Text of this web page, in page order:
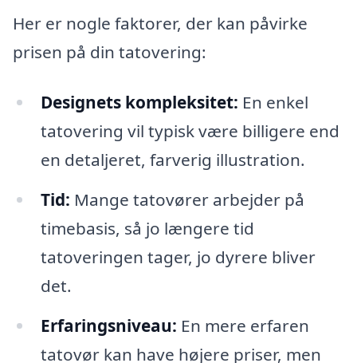
Her er nogle faktorer, der kan påvirke
prisen på din tatovering:
Designets kompleksitet: En enkel
tatovering vil typisk være billigere end
en detaljeret, farverig illustration.
Tid: Mange tatovører arbejder på
timebasis, så jo længere tid
tatoveringen tager, jo dyrere bliver
det.
Erfaringsniveau: En mere erfaren
tatovør kan have højere priser, men